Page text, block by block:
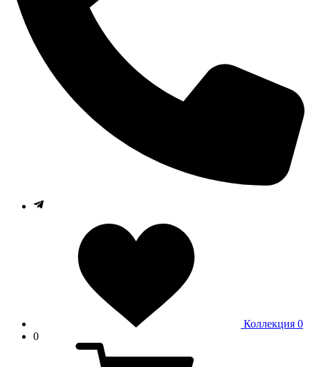
Коллекция 0
0